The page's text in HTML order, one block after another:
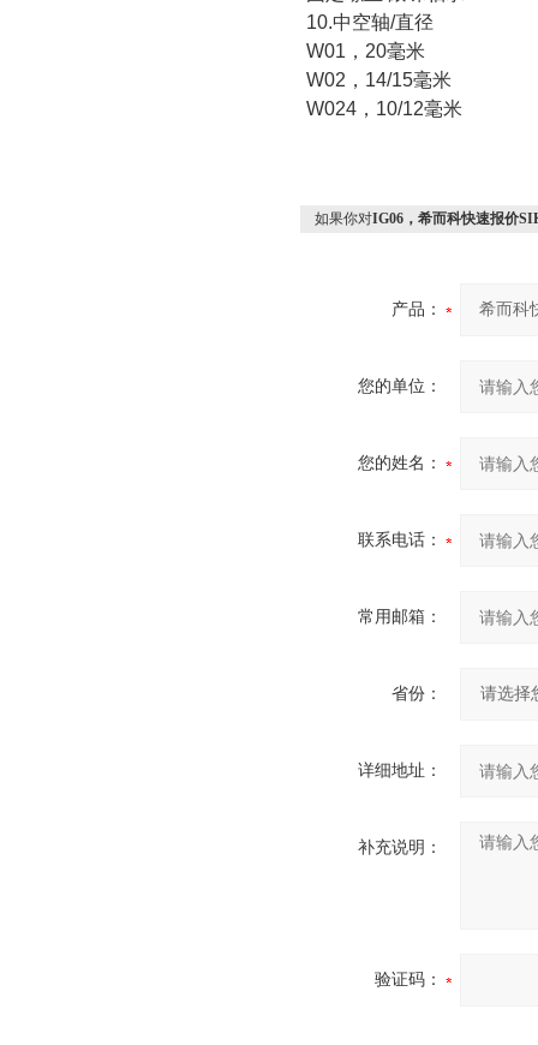
10.中空轴/直径
W01 ， 20毫米
W02 ， 14/15毫米
W024 ， 10/12毫米
如果你对IG06，希而科快速报价
产品：
您的单位：
您的姓名：
联系电话：
常用邮箱：
省份：
详细地址：
补充说明：
验证码：